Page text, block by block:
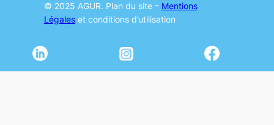
© 2025 AGUR. Plan du site – Mentions
Légaleset conditions d’utilisation